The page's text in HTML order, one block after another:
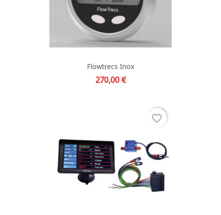
Flowtrecs Inox
Prix
270,00 €
favorite_border